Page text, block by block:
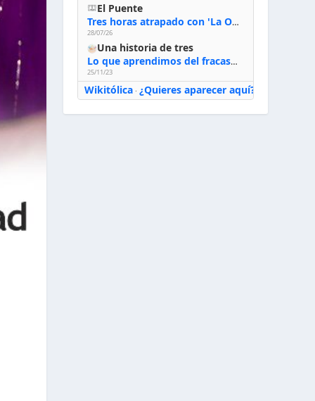
El Puente
Tres horas atrapado con 'La Odisea' de Nolan
28/07/26
Una historia de tres
Lo que aprendimos del fracaso al emprender
25/11/23
Wikitólica· ¿Quieres aparecer aquí?